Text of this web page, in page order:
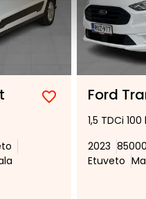
Lisää
suosikiksi
Poista
suosikeista
Ford
1,5 TDCi
2023
Etuveto